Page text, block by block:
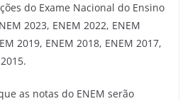
do Exame Nacional do Ensino
2023, ENEM 2022, ENEM
2019, ENEM 2018, ENEM 2017,
as notas do ENEM serão